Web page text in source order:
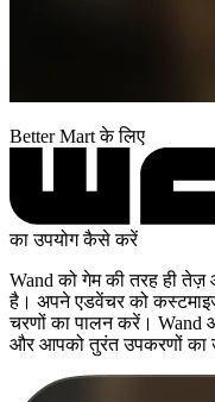
Better Mart के लिए
का उपयोग कैसे करें
Wand को गेम की तरह ही तेज़
है। अपने एडवेंचर को
चरणों का पालन करें। Wand
और आपको तुरंत उपकरणों का